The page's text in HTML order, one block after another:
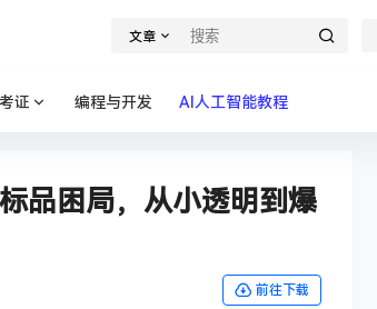
文章
证 编程与开发 AI人工智能教程
品困局，从小透明到爆
前往下载